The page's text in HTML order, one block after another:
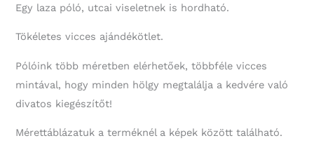
Egy laza póló, utcai viseletnek is hordható.
Tökéletes vicces ajándékötlet.
Pólóink több méretben elérhetőek, többféle vicces
mintával, hogy minden hölgy megtalálja a kedvére való
divatos kiegészítőt!
Mérettáblázatuk a terméknél a képek között található.